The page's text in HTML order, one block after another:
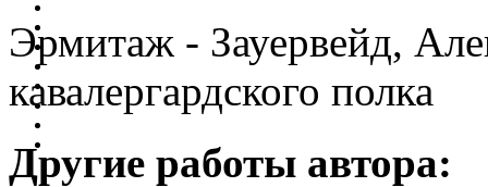
Эрмитаж - Зауервейд,
кавалергардского полка
Другие работы автора: